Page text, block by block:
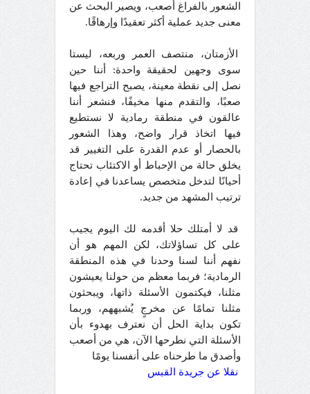
الشعور بالفراغ أصعب، ويصير البحث عن
معنى جديد عملية أكثر تعقيدًا وإرهاقًا.
الأزمتان، منتصف العمر وربعه، ليستا
سوى وجهين لحقيقة واحدة: أننا حين
نصل إلى نقطة معينة، يصبح التراجع فيها
صعبًا، والتقدم منها مخيفًا، فنشعر أننا
عالقون في منطقة رمادية لا نستطيع
فيها اتخاذ قرار واضح، وهذا الشعور
بالحصار أو عدم القدرة على التغيير قد
يخلق حالة من الإحباط أو الاكتئاب تحتاج
أحيانًا لتدخل متخصص يساعدنا في إعادة
ترتيب المشهد من جديد.
قد لا أمتلك حلا أقدمه لك اليوم يجيب
على كل تساؤلاتك، لكن المهم هو أن
نفهم أننا لسنا وحدنا في هذه المنطقة
الرمادية؛ فربما معظم من حولنا يعيشون
مثلنا، فيكتمون الأسئلة ذاتها، ويبحثون
مثلنا تمامًا عن مخرجٍ يُشبههم، وربما
تكون بداية الحل أن نعترف بهدوء بأن
الأسئلة التي نطرحها الآن، هي من أصعب
وأصدق ما طرحناه على أنفسنا يومًا
نقلا عن جريدة القبس